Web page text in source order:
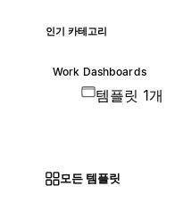
인기 카테고리
Work Dashboards
템플릿 1개
모든 템플릿